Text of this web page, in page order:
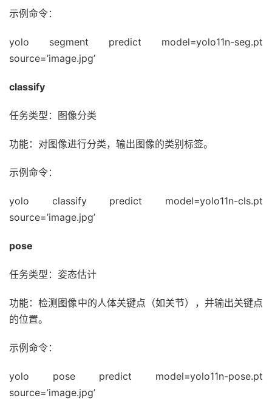
示例命令：
yolo segment predict model=yolo11n-seg.pt
source=’image.jpg’
classify
任务类型：图像分类
功能：对图像进行分类，输出图像的类别标签。
示例命令：
yolo classify predict model=yolo11n-cls.pt
source=’image.jpg’
pose
任务类型：姿态估计
功能：检测图像中的人体关键点（如关节），并输出关键点
的位置。
示例命令：
yolo pose predict model=yolo11n-pose.pt
source=’image.jpg’